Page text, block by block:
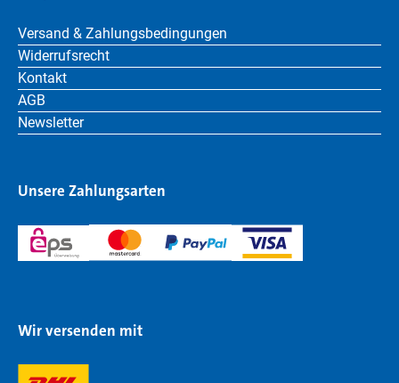
Versand & Zahlungsbedingungen
Widerrufsrecht
Kontakt
AGB
Newsletter
Unsere Zahlungsarten
Wir versenden mit